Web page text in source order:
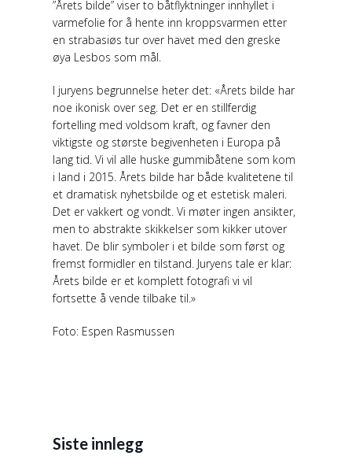
”Årets bilde” viser to båtflyktninger innhyllet i
varmefolie for å hente inn kroppsvarmen etter
en strabasiøs tur over havet med den greske
øya Lesbos som mål.
I juryens begrunnelse heter det: «Årets bilde har
noe ikonisk over seg. Det er en stillferdig
fortelling med voldsom kraft, og favner den
viktigste og største begivenheten i Europa på
lang tid. Vi vil alle huske gummibåtene som kom
i land i 2015. Årets bilde har både kvalitetene til
et dramatisk nyhetsbilde og et estetisk maleri.
Det er vakkert og vondt. Vi møter ingen ansikter,
men to abstrakte skikkelser som kikker utover
havet. De blir symboler i et bilde som først og
fremst formidler en tilstand. Juryens tale er klar:
Årets bilde er et komplett fotografi vi vil
fortsette å vende tilbake til.»
Foto: Espen Rasmussen
Siste innlegg